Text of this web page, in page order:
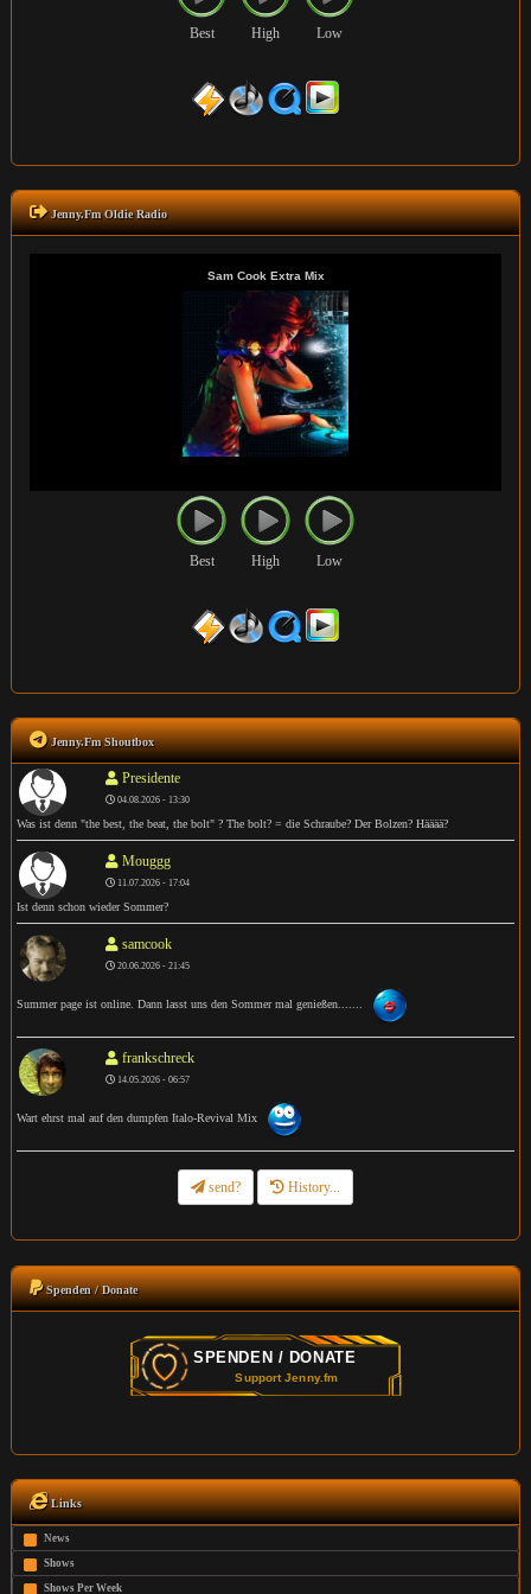
Best High Low
Jenny.Fm Oldie Radio
Best High Low
Jenny.Fm Shoutbox
Presidente
04.08.2026 - 13:30
Was ist denn "the best, the beat, the bolt" ? The bolt? = die Schraube? Der Bolzen? Hääää?
Mouggg
11.07.2026 - 17:04
Ist denn schon wieder Sommer?
samcook
20.06.2026 - 21:45
Summer page ist online. Dann lasst uns den Sommer mal genießen.......
frankschreck
14.05.2026 - 06:57
Wart ehrst mal auf den dumpfen Italo-Revival Mix
send? History...
Spenden / Donate
Links
News
Shows
Shows Per Week